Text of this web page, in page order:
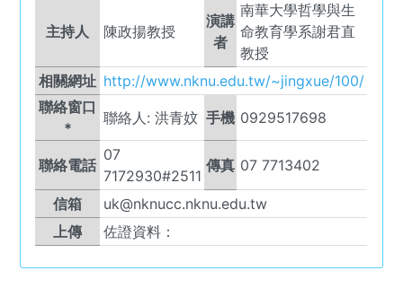
主持人 陳政揚教授
演講
者
南華大學哲學與生
命教育學系謝君直
教授
相關網址 http://www.nknu.edu.tw/~jingxue/100/
聯絡窗口
*
聯絡人: 洪青妏 手機 0929517698
聯絡電話
07
7172930#2511
傳真 07 7713402
信箱
uk@nknucc.nknu.edu.tw
上傳
佐證資料：